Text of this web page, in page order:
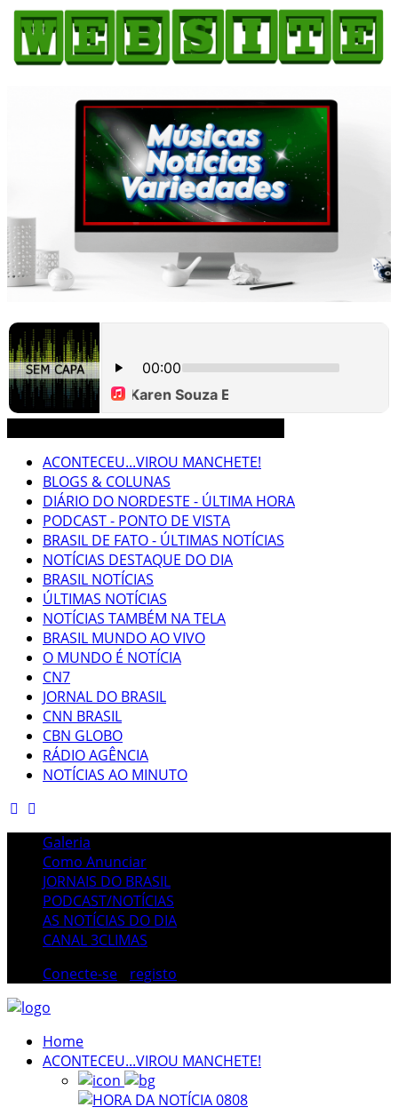
ACONTECEU...VIROU MANCHETE!
BLOGS & COLUNAS
DIÁRIO DO NORDESTE - ÚLTIMA HORA
PODCAST - PONTO DE VISTA
BRASIL DE FATO - ÚLTIMAS NOTÍCIAS
NOTÍCIAS DESTAQUE DO DIA
BRASIL NOTÍCIAS
ÚLTIMAS NOTÍCIAS
NOTÍCIAS TAMBÉM NA TELA
BRASIL MUNDO AO VIVO
O MUNDO É NOTÍCIA
CN7
JORNAL DO BRASIL
CNN BRASIL
CBN GLOBO
RÁDIO AGÊNCIA
NOTÍCIAS AO MINUTO
Galeria
Como Anunciar
JORNAIS DO BRASIL
PODCAST/NOTÍCIAS
AS NOTÍCIAS DO DIA
CANAL 3CLIMAS
Conecte-se
registo
Home
ACONTECEU...VIROU MANCHETE!